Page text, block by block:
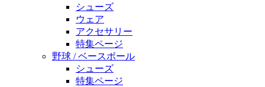
シューズ
ウェア
アクセサリー
特集ページ
野球 / ベースボール
シューズ
特集ページ